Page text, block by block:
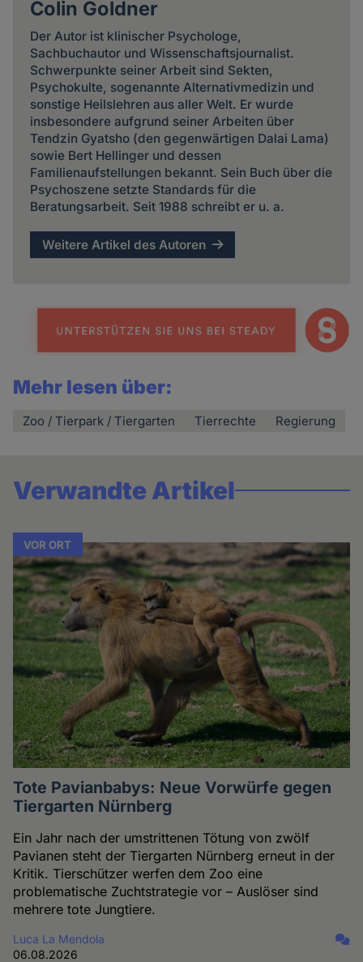
Colin Goldner
Der Autor ist klinischer Psychologe,
Sachbuchautor und Wissenschaftsjournalist.
Schwerpunkte seiner Arbeit sind Sekten,
Psychokulte, sogenannte Alternativmedizin und
sonstige Heilslehren aus aller Welt. Er wurde
insbesondere aufgrund seiner Arbeiten über
Tendzin Gyatsho (den gegenwärtigen Dalai Lama)
sowie Bert Hellinger und dessen
Familienaufstellungen bekannt. Sein Buch über die
Psychoszene setzte Standards für die
Beratungsarbeit. Seit 1988 schreibt er u. a.
Weitere Artikel des Autoren
Mehr lesen über:
Zoo / Tierpark / Tiergarten Tierrechte Regierung
Verwandte Artikel
VOR ORT
Tote Pavianbabys: Neue Vorwürfe gegen
Tiergarten Nürnberg
Ein Jahr nach der umstrittenen Tötung von zwölf
Pavianen steht der Tiergarten Nürnberg erneut in der
Kritik. Tierschützer werfen dem Zoo eine
problematische Zuchtstrategie vor – Auslöser sind
mehrere tote Jungtiere.
Luca La Mendola
06.08.2026